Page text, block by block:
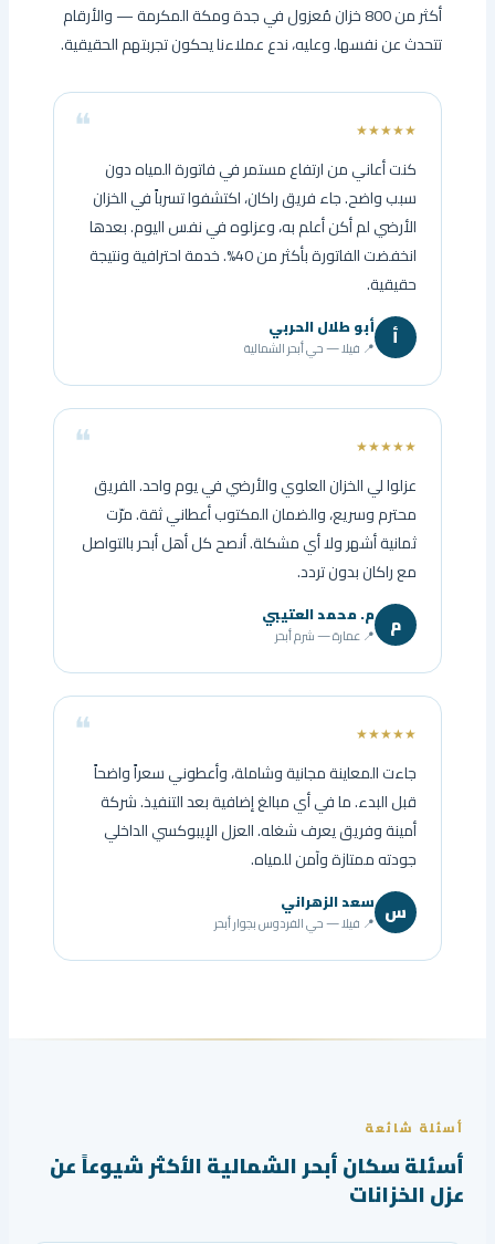
أكثر من 800 خزان مُعزول في جدة ومكة المكرمة — والأرقام
تتحدث عن نفسها. وعليه، ندع عملاءنا يحكون تجربتهم الحقيقية.
★★★★★
كنت أعاني من ارتفاع مستمر في فاتورة المياه دون
سبب واضح. جاء فريق راكان، اكتشفوا تسرباً في الخزان
الأرضي لم أكن أعلم به، وعزلوه في نفس اليوم. بعدها
انخفضت الفاتورة بأكثر من 40%. خدمة احترافية ونتيجة
حقيقية.
أ أبو طلال الحربي
📍 فيلا — حي أبحر الشمالية
★★★★★
عزلوا لي الخزان العلوي والأرضي في يوم واحد. الفريق
محترم وسريع، والضمان المكتوب أعطاني ثقة. مرّت
ثمانية أشهر ولا أي مشكلة. أنصح كل أهل أبحر بالتواصل
مع راكان بدون تردد.
م م. محمد العتيبي
📍 عمارة — شرم أبحر
★★★★★
جاءت المعاينة مجانية وشاملة، وأعطوني سعراً واضحاً
قبل البدء. ما في أي مبالغ إضافية بعد التنفيذ. شركة
أمينة وفريق يعرف شغله. العزل الإيبوكسي الداخلي
جودته ممتازة وآمن للمياه.
س سعد الزهراني
📍 فيلا — حي الفردوس بجوار أبحر
أسئلة شائعة
أسئلة سكان أبحر الشمالية الأكثر شيوعاً عن
عزل الخزانات